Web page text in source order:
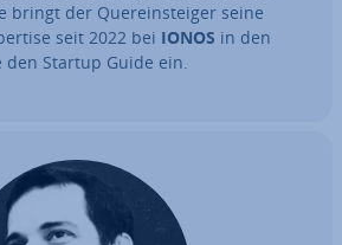
bringt der Quer­ein­stei­ger seine
seit 2022 bei IONOS in den
den Startup Guide ein.